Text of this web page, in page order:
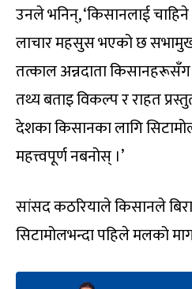
उनले भनिन्, ‘किसानलाई
लाचार महसुस भएको छ
तत्काल अन्नदाता किसानहरूसँग
तथ्य बताइ विकल्प र राहत
देशका किसानका लागि
महत्त्वपूर्ण नबनोस् ।’
सांसद कठरियाले किसानले
सिटामोलभन्दा पहिले मलको